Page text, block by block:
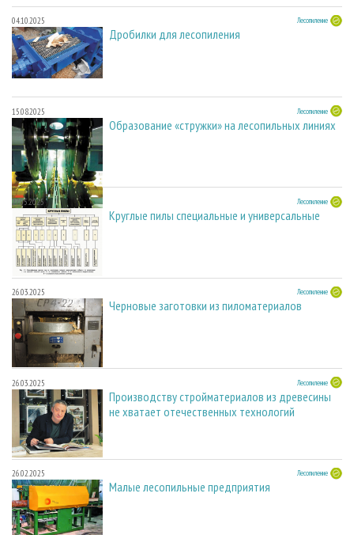
04.10.2025 Лесопиление
Дробилки для лесопиления
15.08.2025 Лесопиление
Образование «стружки» на лесопильных линиях
27.05.2025 Лесопиление
Круглые пилы специальные и универсальные
26.03.2025 Лесопиление
Черновые заготовки из пиломатериалов
26.03.2025 Лесопиление
Производству стройматериалов из древесины
не хватает отечественных технологий
26.02.2025 Лесопиление
Малые лесопильные предприятия